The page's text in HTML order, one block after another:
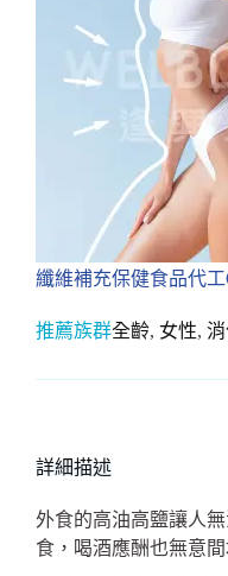
纖維補充保健食品代
推薦族群全齡, 女性,
詳細描述
外食的高油高鹽讓人
食，喝酒應酬也無意